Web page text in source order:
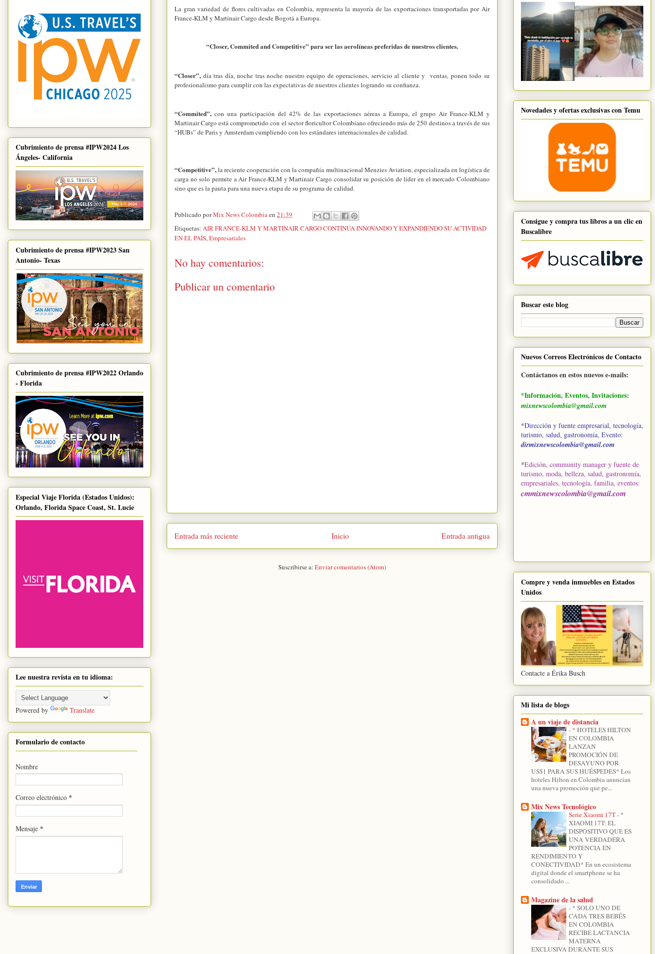
La gran variedad de flores cultivadas en Colombia, representa la mayoría de las exportaciones transportadas por Air
France-KLM y Martinair Cargo desde Bogotá a Europa.
“Closer, Commited and Competitive” para ser las aerolíneas preferidas de nuestros clientes.
“Closer”, día tras día, noche tras noche nuestro equipo de operaciones, servicio al cliente y ventas, ponen todo su
profesionalismo para cumplir con las expectativas de nuestros clientes logrando su confianza.
“Commited”,con una participación del 42% de las exportaciones aéreas a Europa, el grupo Air France-KLM y
Martinair Cargo está comprometido con el sector floricultor Colombiano ofreciendo más de 250 destinos a través de sus
“HUBs” de Paris y Amsterdam cumpliendo con los estándares internacionales de calidad.
“Competitive”,la reciente cooperación con la compañía multinacional Menzies Aviation, especializada en logística de
carga no solo permite a Air France-KLM y Martinair Cargo consolidar su posición de líder en el mercado Colombiano
sino que es la pauta para una nueva etapa de su programa de calidad.
Publicado porMix News Colombiaen 21:39
Etiquetas: AIR FRANCE-KLM Y MARTINAIR CARGO CONTINÚA INNOVANDO Y EXPANDIENDO SU ACTIVIDAD
EN EL PAÍS,Empresariales
No hay comentarios:
Publicar un comentario
Entrada más reciente Entrada antigua
Inicio
Suscribirse a: Enviar comentarios (Atom)
Cubrimiento de prensa #IPW2024 Los
Ángeles- California
Cubrimiento de prensa #IPW2023 San
Antonio- Texas
Cubrimiento de prensa #IPW2022 Orlando
- Florida
Especial Viaje Florida (Estados Unidos):
Orlando, Florida Space Coast, St. Lucie
Lee nuestra revista en tu idioma:
Powered by Translate
Formulario de contacto
Nombre
Correo electrónico *
Mensaje *
Novedades y ofertas exclusivas con Temu
Consigue y compra tus libros a un clic en
Buscalibre
Buscar este blog
Nuevos Correos Electrónicos de Contacto
Contáctanos en estos nuevos e-mails:
*Información, Eventos, Invitaciones:
mixnewscolombia@gmail.com
*Dirección y fuente empresarial, tecnología,
turismo, salud, gastronomía, Evento:
dirmixnewscolombia@gmail.com
*Edición, community manager y fuente de
turismo, moda, belleza, salud, gastronomía,
empresariales, tecnología, familia, eventos:
cmmixnewscolombia@gmail.com
Compre y venda inmuebles en Estados
Unidos
Contacte a Érika Busch
Mi lista de blogs
A un viaje de distancia
- * HOTELES HILTON
EN COLOMBIA
LANZAN
PROMOCIÓN DE
DESAYUNO POR
US$1 PARA SUS HUÉSPEDES* Los
hoteles Hilton en Colombia anuncian
una nueva promoción que pe...
Mix News Tecnológico
Serie Xiaomi 17T- *
XIAOMI 17T: EL
DISPOSITIVO QUE ES
UNA VERDADERA
POTENCIA EN
RENDIMIENTO Y
CONECTIVIDAD* En un ecosistema
digital donde el smartphone se ha
consolidado ...
Magazine de la salud
- * SOLO UNO DE
CADA TRES BEBÉS
EN COLOMBIA
RECIBE LACTANCIA
MATERNA
EXCLUSIVA DURANTE SUS